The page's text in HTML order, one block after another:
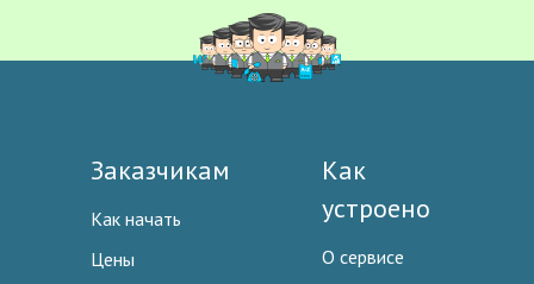
Заказчикам
Как начать
Цены
Как
устроено
О сервисе